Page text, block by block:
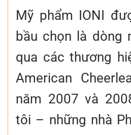
Mỹ phẩm IONI
bầu chọn là dòng
qua các thương
American
năm 2007 và
tôi – những nhà